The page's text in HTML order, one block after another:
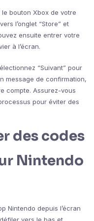
bouton Xbox de votre
l’onglet “Store” et
ensuite entrer votre
à l’écran.
“Suivant” pour
message de confirmation,
compte. Assurez-vous
pour éviter des
des codes
Nintendo
Nintendo depuis l’écran
vers le bas et